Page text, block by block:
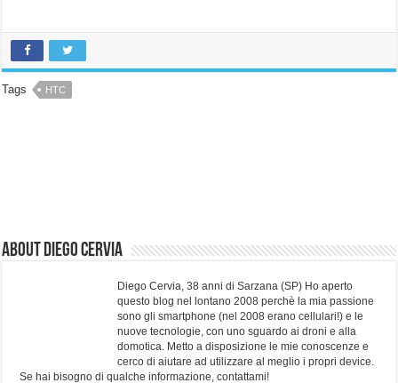
Tags HTC
About Diego Cervia
Diego Cervia, 38 anni di Sarzana (SP) Ho aperto
questo blog nel lontano 2008 perchè la mia passione
sono gli smartphone (nel 2008 erano cellulari!) e le
nuove tecnologie, con uno sguardo ai droni e alla
domotica. Metto a disposizione le mie conoscenze e
cerco di aiutare ad utilizzare al meglio i propri device.
Se hai bisogno di qualche informazione, contattami!